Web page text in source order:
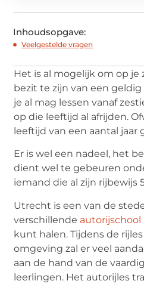
Inhoudsopgave:
Veelgestelde vragen
Het is al mogelijk om op je
bezit te zijn van een
je al mag lessen vanaf
op die leeftijd al afrijden.
leeftijd van een aantal jaar
Er is wel een nadeel, het
dient wel te gebeuren
iemand die al zijn rijbewijs
Utrecht is een van de
verschillende
kunt halen. Tijdens de
omgeving zal er veel
aan de hand van de
leerlingen. Het autorijles